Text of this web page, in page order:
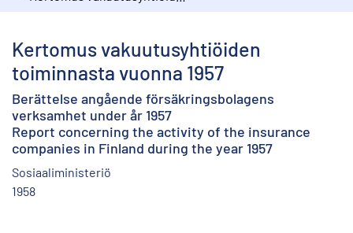
Kertomus vakuutusyhtiöiden
toiminnasta vuonna 1957
Berättelse angående försäkringsbolagens
verksamhet under år 1957
Report concerning the activity of the insurance
companies in Finland during the year 1957
Sosiaaliministeriö
1958